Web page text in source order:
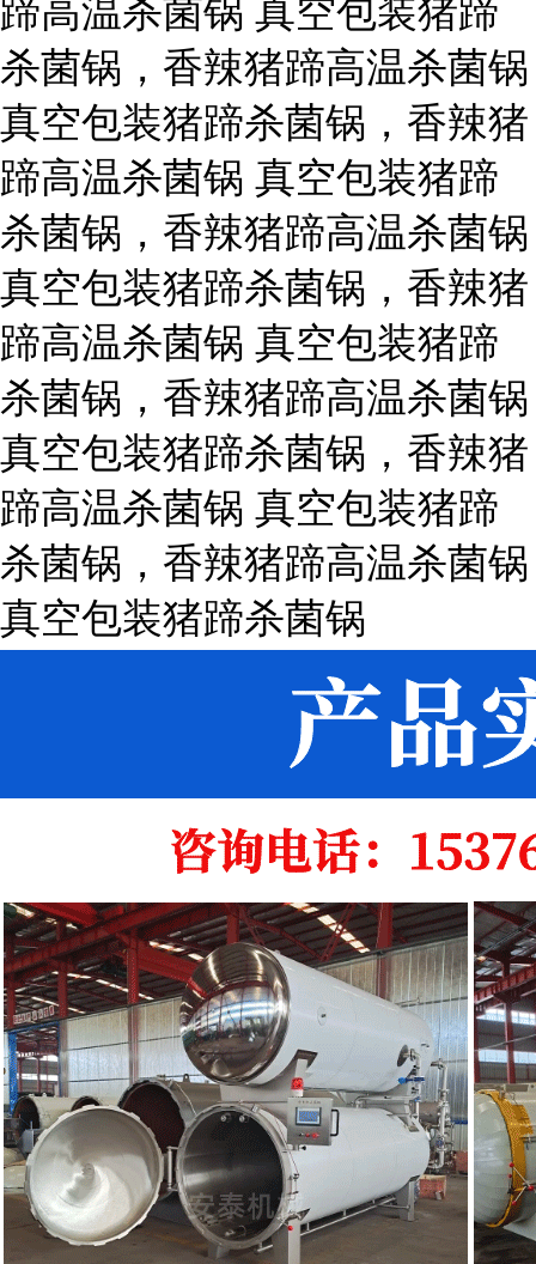
蹄高温杀菌锅 真空包装猪蹄
杀菌锅，香辣猪蹄高温杀菌锅
真空包装猪蹄杀菌锅，香辣猪
蹄高温杀菌锅 真空包装猪蹄
杀菌锅，香辣猪蹄高温杀菌锅
真空包装猪蹄杀菌锅，香辣猪
蹄高温杀菌锅 真空包装猪蹄
杀菌锅，香辣猪蹄高温杀菌锅
真空包装猪蹄杀菌锅，香辣猪
蹄高温杀菌锅 真空包装猪蹄
杀菌锅，香辣猪蹄高温杀菌锅
真空包装猪蹄杀菌锅